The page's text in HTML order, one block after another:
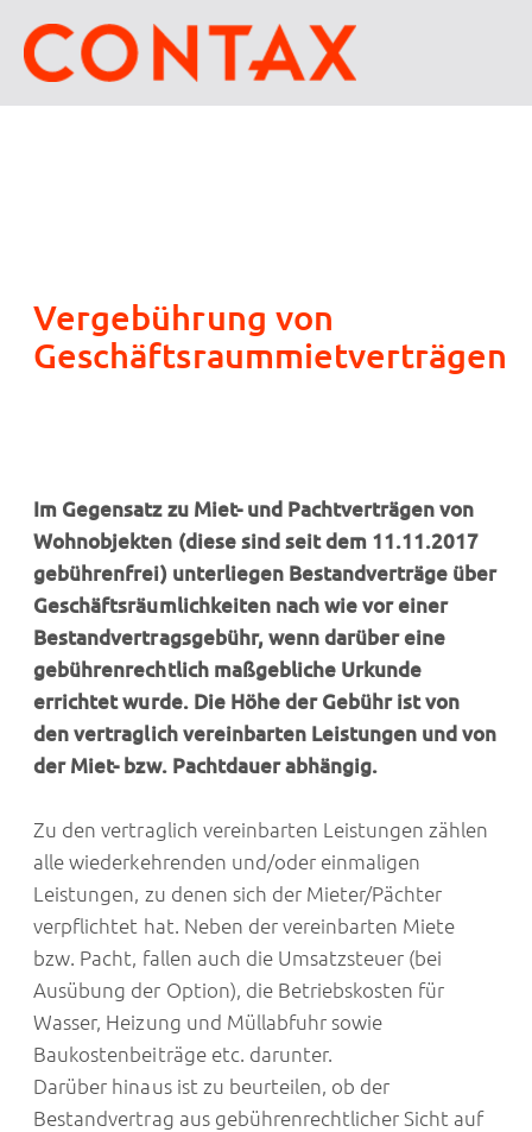
Vergebührung von
Geschäftsraummietverträgen
Im Gegensatz zu Miet- und Pachtverträgen von
Wohnobjekten (diese sind seit dem 11.11.2017
gebührenfrei) unterliegen Bestandverträge über
Geschäftsräumlichkeiten nach wie vor einer
Bestandvertragsgebühr, wenn darüber eine
gebührenrechtlich maßgebliche Urkunde
errichtet wurde. Die Höhe der Gebühr ist von
den vertraglich vereinbarten Leistungen und von
der Miet- bzw. Pachtdauer abhängig.
Zu den vertraglich vereinbarten Leistungen zählen
alle wiederkehrenden und/oder einmaligen
Leistungen, zu denen sich der Mieter/Pächter
verpflichtet hat. Neben der vereinbarten Miete
bzw. Pacht, fallen auch die Umsatzsteuer (bei
Ausübung der Option), die Betriebskosten für
Wasser, Heizung und Müllabfuhr sowie
Baukostenbeiträge etc. darunter.
Darüber hinaus ist zu beurteilen, ob der
Bestandvertrag aus gebührenrechtlicher Sicht auf